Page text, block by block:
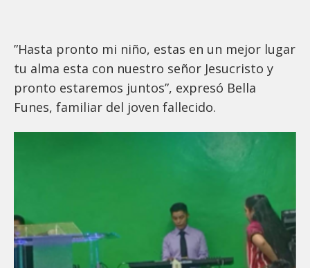
”Hasta pronto mi niño, estas en un mejor lugar
tu alma esta con nuestro señor Jesucristo y
pronto estaremos juntos”, expresó Bella
Funes, familiar del joven fallecido.